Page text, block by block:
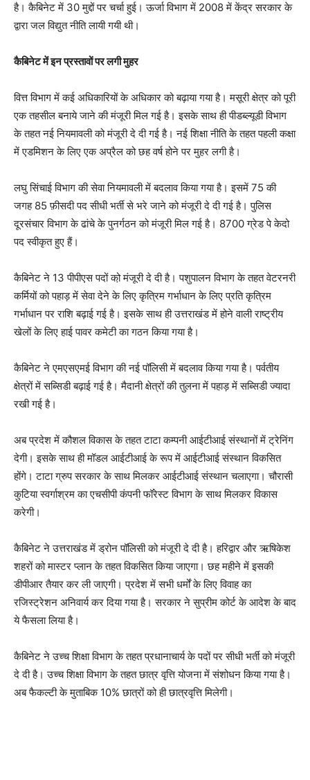
है। कैबिनेट में 30 मुद्दों पर चर्चा हुई। ऊर्जा विभाग में 2008 में केंद्र सरकार के
द्वारा जल विद्युत नीति लायी गयी थी।
कैबिनेट में इन प्रस्तावों पर लगी मुहर
वित्त विभाग में कई अधिकारियों के अधिकार को बढ़ाया गया है। मसूरी क्षेत्र को पूरी
एक तहसील बनाये जाने की मंजूरी मिल गई है। इसके साथ ही पीडब्ल्यूडी विभाग
के तहत नई नियमावली को मंजूरी दे दी गई है। नई शिक्षा नीति के तहत पहली कक्षा
में एडमिशन के लिए एक अप्रैल को छह वर्ष होने पर मुहर लगी है।
लघु सिंचाई विभाग की सेवा नियमावली में बदलाव किया गया है। इसमें 75 की
जगह 85 फ़ीसदी पद सीधी भर्ती से भरे जाने को मंजूरी दे दी गई है। पुलिस
दूरसंचार विभाग के ढांचे के पुनर्गठन को मंजूरी मिल गई है। 8700 ग्रेड पे केदो
पद स्वीकृत हुए हैं।
कैबिनेट ने 13 पीपीएस पदों को़ मंजूरी दे दी है। पशुपालन विभाग के तहत वेटरनरी
कर्मियों को पहाड़ में सेवा देने के लिए कृत्रिम गर्भाधान के लिए प्रति कृत्रिम
गर्भाधान पर राशि बढ़ाई गई है। इसके साथ ही उत्तराखंड में होने वाली राष्ट्रीय
खेलों के लिए हाई पावर कमेटी का गठन किया गया है।
कैबिनेट ने एमएसएमई विभाग की नई पॉलिसी में बदलाव किया गया है। पर्वतीय
क्षेत्रों में सब्सिडी बढ़ाई गई है। मैदानी क्षेत्रों की तुलना में पहाड़ में सब्सिडी ज्यादा
रखी गई है।
अब प्रदेश में कौशल विकास के तहत टाटा कम्पनी आईटीआई संस्थानों में ट्रेनिंग
देगी। इसके साथ ही मॉडल आईटीआई के रूप में आईटीआई संस्थान विकसित
होंगे। टाटा ग्रुप सरकार के साथ मिलकर आईटीआई संस्थान चलाएगा। चौरासी
कुटिया स्वर्गाश्रम का एचसीपी कंपनी फॉरेस्ट विभाग के साथ मिलकर विकास
करेगी।
कैबिनेट ने उत्तराखंड में ड्रोन पॉलिसी को मंजूरी दे दी है। हरिद्वार और ऋषिकेश
शहरों को मास्टर प्लान के तहत विकसित किया जाएगा। छह महीने में इसकी
डीपीआर तैयार कर ली जाएगी। प्रदेश में सभी धर्मों के लिए विवाह का
रजिस्ट्रेशन अनिवार्य कर दिया गया है। सरकार ने सुप्रीम कोर्ट के आदेश के बाद
ये फैसला लिया है।
कैबिनेट ने उच्च शिक्षा विभाग के तहत प्रधानाचार्य के पदों पर सीधी भर्ती को मंजूरी
दे दी है। उच्च शिक्षा विभाग के तहत छात्र वृत्ति योजना में संशोधन किया गया है।
अब फैकल्टी के मुताबिक 10% छात्रों को ही छात्रवृत्ति मिलेगी।